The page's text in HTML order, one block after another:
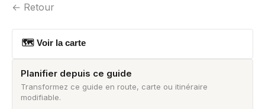
← Retour
🗺 Voir la carte
Planifier depuis ce guide
Transformez ce guide en route, carte ou itinéraire
modifiable.